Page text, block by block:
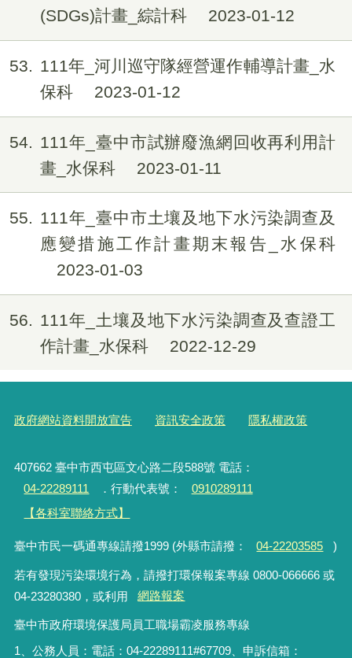
(SDGs)計畫_綜計科
2023-01-12
53
111年_河川巡守隊經營運作輔導計畫_水
保科
2023-01-12
54
111年_臺中市試辦廢漁網回收再利用計
畫_水保科
2023-01-11
55
111年_臺中市土壤及地下水污染調查及
應變措施工作計畫期末報告_水保科
2023-01-03
56
111年_土壤及地下水污染調查及查證工
作計畫_水保科
2022-12-29
政府網站資料開放宣告 資訊安全政策 隱私權政策
407662 臺中市西屯區文心路二段588號 電話：
04-22289111
．行動代表號：
0910289111
【各科室聯絡方式】
臺中市民一碼通專線請撥1999 (外縣市請撥： 04-22203585 )
若有發現污染環境行為，請撥打環保報案專線 0800-066666 或
04-23280380，或利用
網路報案
臺中市政府環境保護局員工職場霸凌服務專線
1、公務人員：電話：04-22289111#67709、申訴信箱：